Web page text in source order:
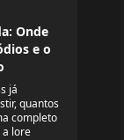
Onde
e o
já
quantos
completo
a lore